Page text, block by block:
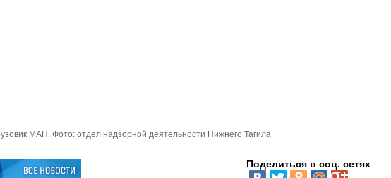
МАН. Фото: отдел надзорной деятельности Нижнего Тагила
Поделиться в соц. сетях